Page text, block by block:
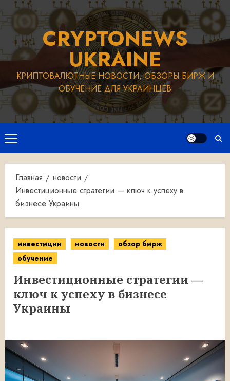
Перейти
к
содержимомуCRYPTONEWS
UKRAINE
КРИПТОВАЛЮТНЫЕ НОВОСТИ, ОБЗОРЫ БИРЖ И
ОБУЧЕНИЕ ДЛЯ УКРАИНЦЕВ
Основное
меню
Главная
новости
Инвестиционные стратегии — ключ к успеху в
бизнесе Украины
инвестиции новости
обзор бирж
обучение
Инвестиционные стратегии —
ключ к успеху в бизнесе
Украины